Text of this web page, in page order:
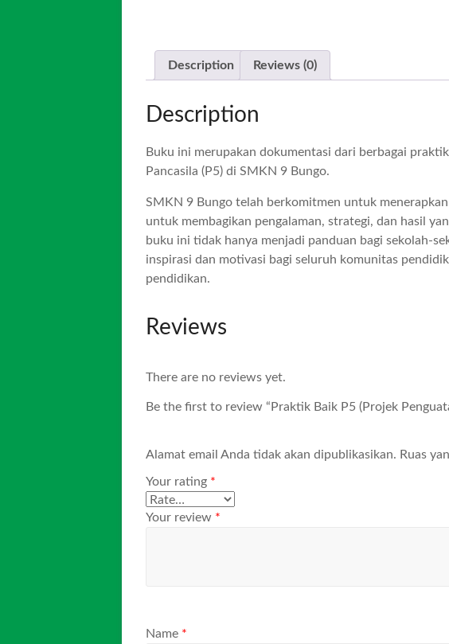
Description Reviews (0)
Description
Buku ini merupakan dokumentasi dari berbagai
Pancasila (P5) di SMKN 9 Bungo.
SMKN 9 Bungo telah berkomitmen untuk
untuk membagikan pengalaman, strategi, dan hasil
buku ini tidak hanya menjadi panduan bagi sekolah-
inspirasi dan motivasi bagi seluruh komunitas
pendidikan.
Reviews
There are no reviews yet.
Be the first to review “Praktik Baik P5 (Projek
Alamat email Anda tidak akan dipublikasikan. Ruas
Your rating *
Your review *
Name *